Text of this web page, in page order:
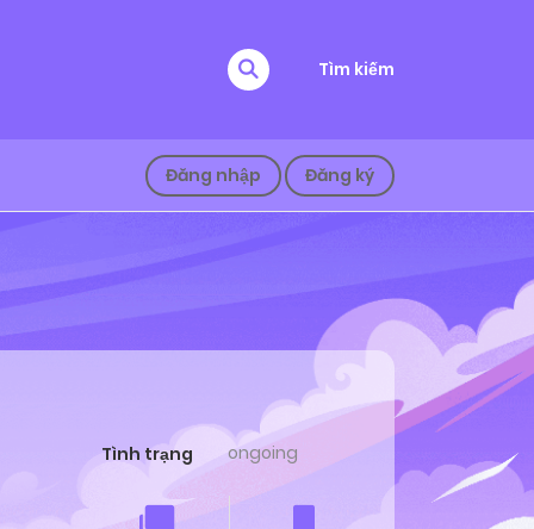
Tìm kiếm
Đăng nhập Đăng ký
Tình trạng ongoing